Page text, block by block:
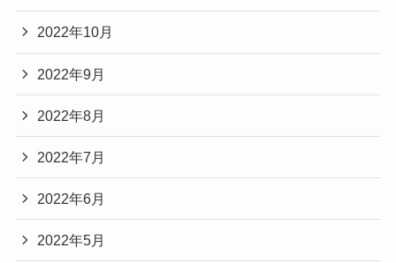
2022年10月
2022年9月
2022年8月
2022年7月
2022年6月
2022年5月